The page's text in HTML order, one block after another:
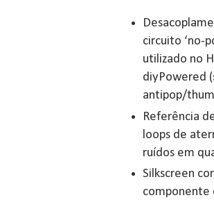
circuito ‘no-
utilizado no
diyPowered
antipop/
Referência
loops de
ruídos em
Silkscreen
componente